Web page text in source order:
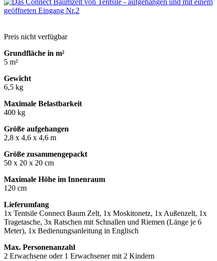
Preis nicht verfügbar
Grundfläche in m²
5 m²
Gewicht
6,5 kg
Maximale Belastbarkeit
400 kg
Größe aufgehangen
2,8 x 4,6 x 4,6 m
Größe zusammengepackt
50 x 20 x 20 cm
Maximale Höhe im Innenraum
120 cm
Lieferumfang
1x Tentsile Connect Baum Zelt, 1x Moskitonetz, 1x Außenzelt, 1x
Tragetasche, 3x Ratschen mit Schnallen und Riemen (Länge je 6
Meter), 1x Bedienungsanleitung in Englisch
Max. Personenanzahl
2 Erwachsene oder 1 Erwachsener mit 2 Kindern